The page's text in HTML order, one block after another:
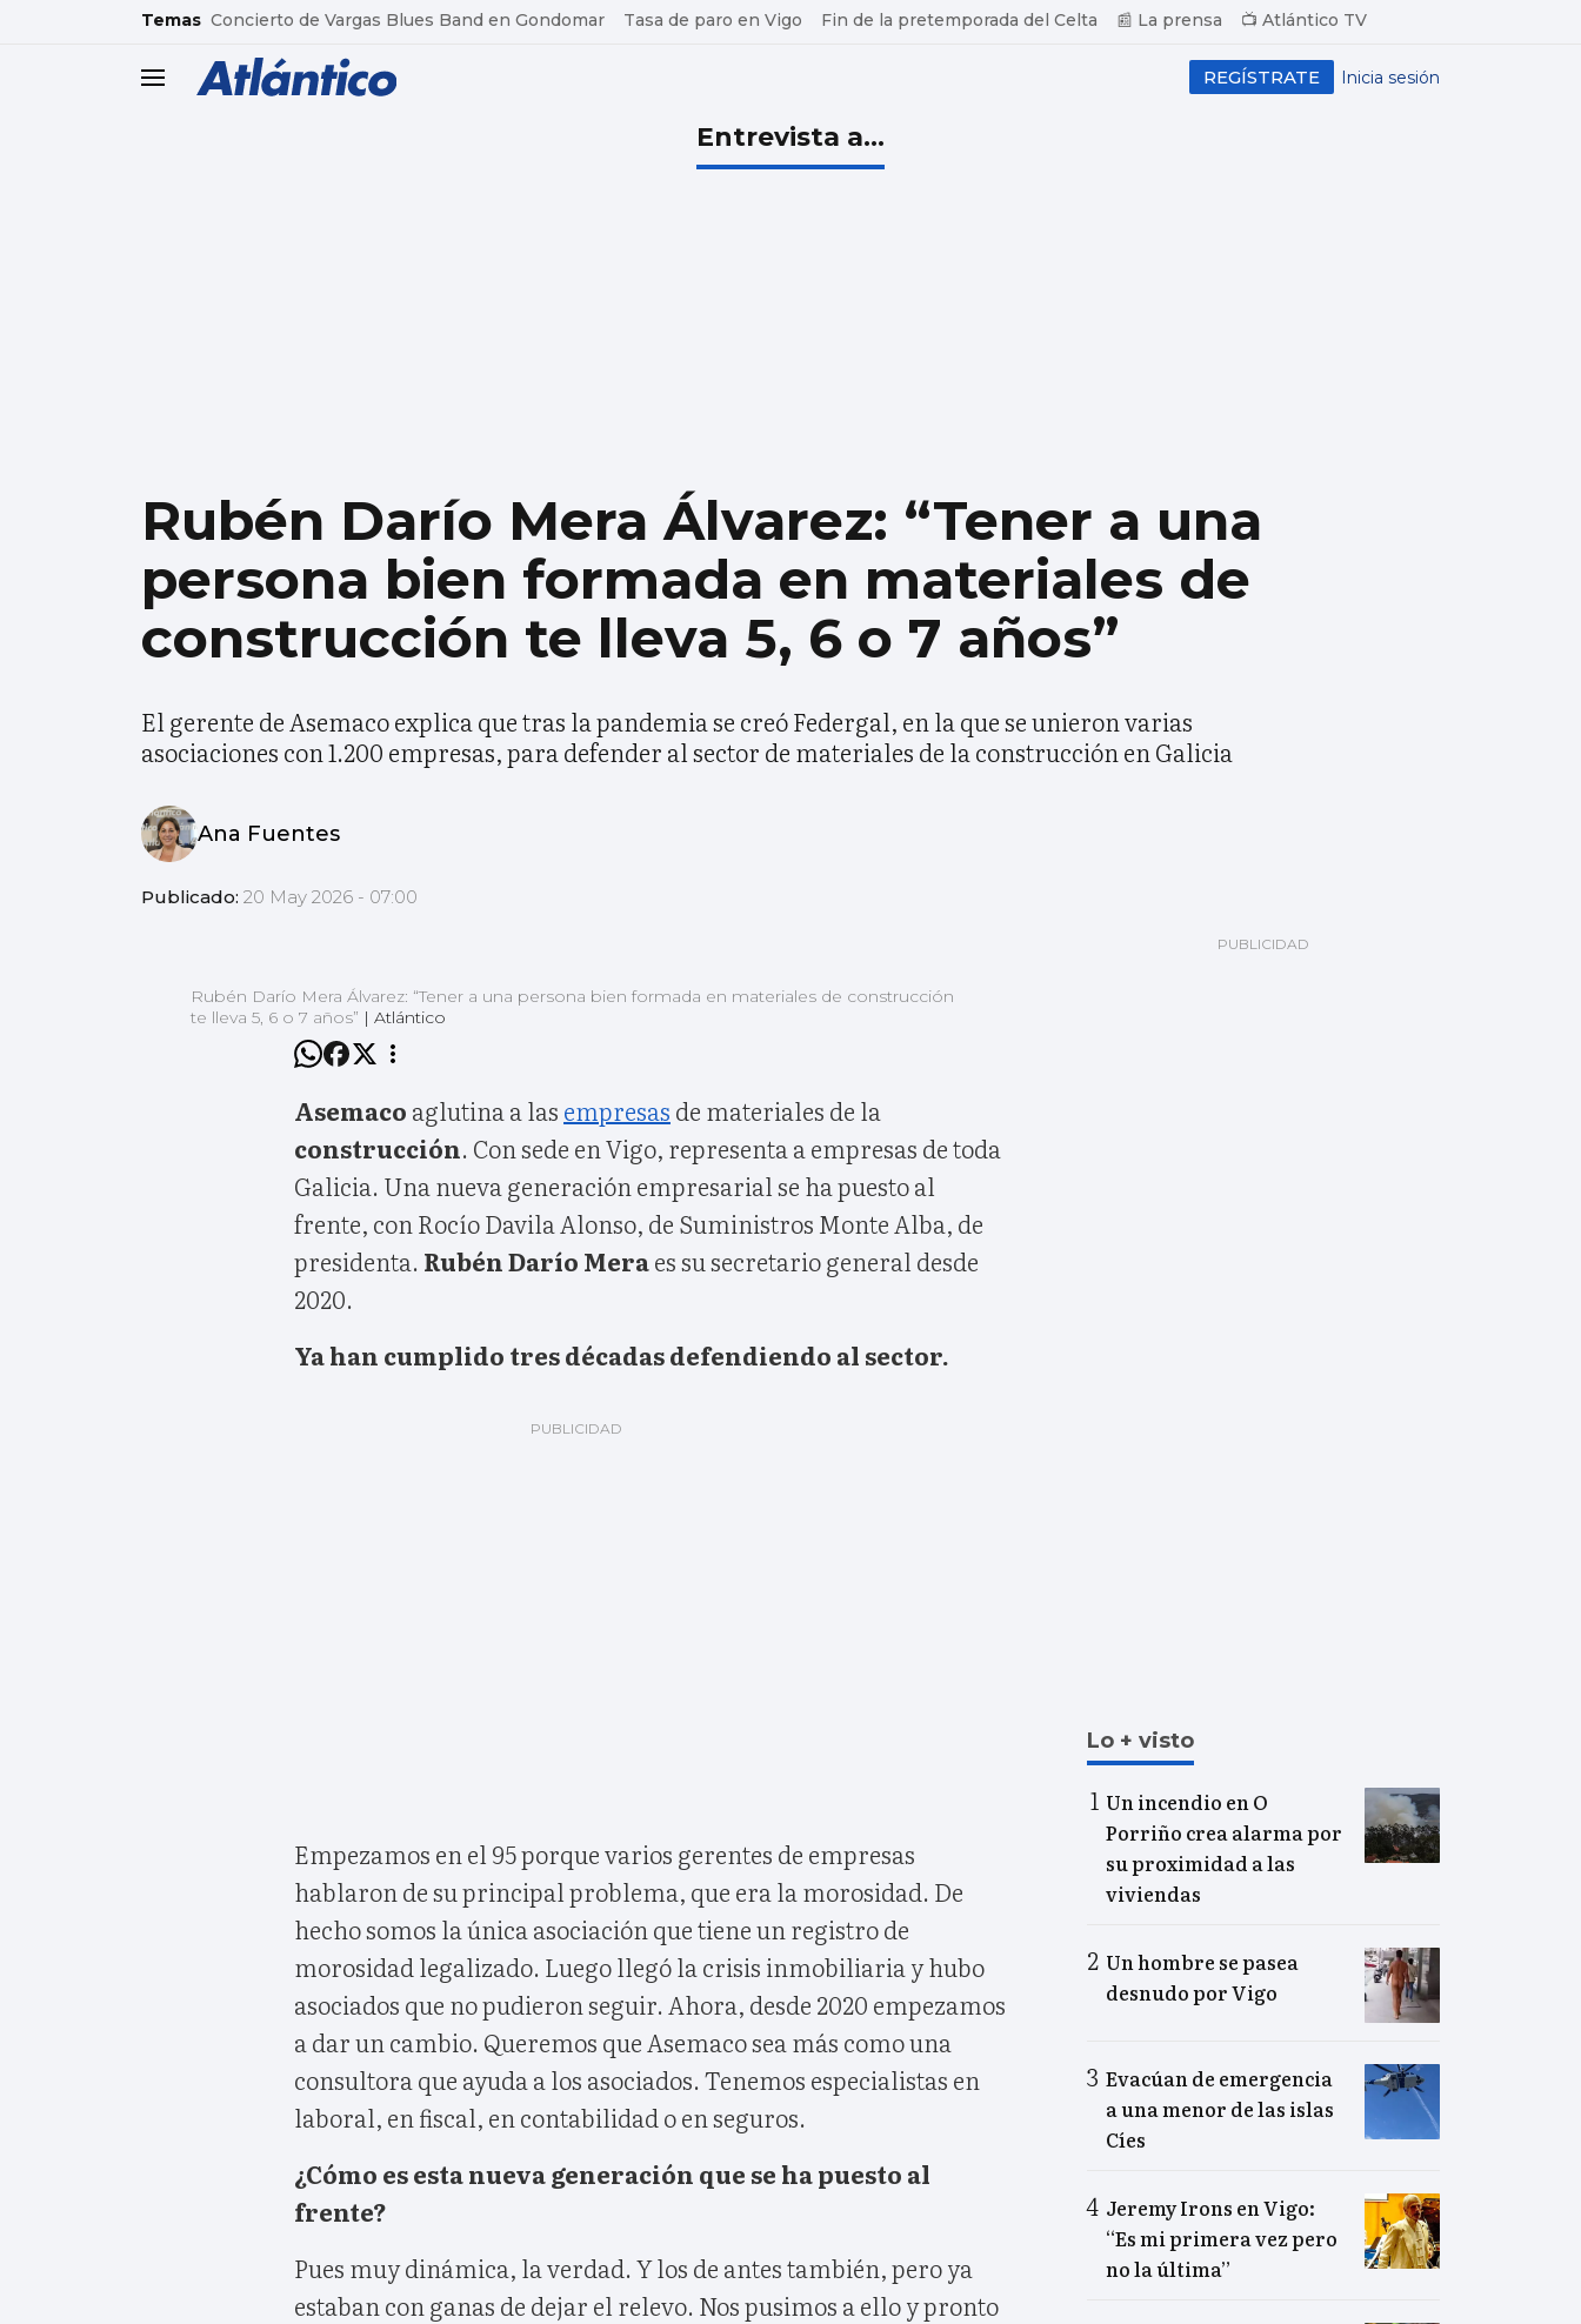
common.go-to-content
Temas Concierto de Vargas Blues Band en Gondomar Tasa de paro en Vigo Fin de la pretemporada del Celta 📰 La prensa 📺 Atlántico TV
header.menu.open Inicia sesión
REGÍSTRATE
Entrevista a...
Rubén Darío Mera Álvarez: “Tener a una
persona bien formada en materiales de
construcción te lleva 5, 6 o 7 años”
El gerente de Asemaco explica que tras la pandemia se creó Federgal, en la que se unieron varias
asociaciones con 1.200 empresas, para defender al sector de materiales de la construcción en Galicia
Ana Fuentes
Publicado: 20 May 2026 - 07:00
Rubén Darío Mera Álvarez: “Tener a una persona bien formada en materiales de construcción
te lleva 5, 6 o 7 años” | Atlántico
Asemaco aglutina a las empresas de materiales de la
construcción. Con sede en Vigo, representa a empresas de toda
Galicia. Una nueva generación empresarial se ha puesto al
frente, con Rocío Davila Alonso, de Suministros Monte Alba, de
presidenta. Rubén Darío Meraes su secretario general desde
2020.
Ya han cumplido tres décadas defendiendo al sector.
Empezamos en el 95 porque varios gerentes de empresas
hablaron de su principal problema, que era la morosidad. De
hecho somos la única asociación que tiene un registro de
morosidad legalizado. Luego llegó la crisis inmobiliaria y hubo
asociados que no pudieron seguir. Ahora, desde 2020 empezamos
a dar un cambio. Queremos que Asemaco sea más como una
consultora que ayuda a los asociados. Tenemos especialistas en
laboral, en fiscal, en contabilidad o en seguros.
¿Cómo es esta nueva generación que se ha puesto al
frente?
Pues muy dinámica, la verdad. Y los de antes también, pero ya
estaban con ganas de dejar el relevo. Nos pusimos a ello y pronto
Lo + visto
Un incendio en O
Porriño crea alarma por
su proximidad a las
viviendas
Un hombre se pasea
desnudo por Vigo
Evacúan de emergencia
a una menor de las islas
Cíes
Jeremy Irons en Vigo:
“Es mi primera vez pero
no la última”